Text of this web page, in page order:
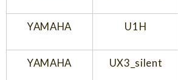
YAMAHA U1H
YAMAHA UX3_silent